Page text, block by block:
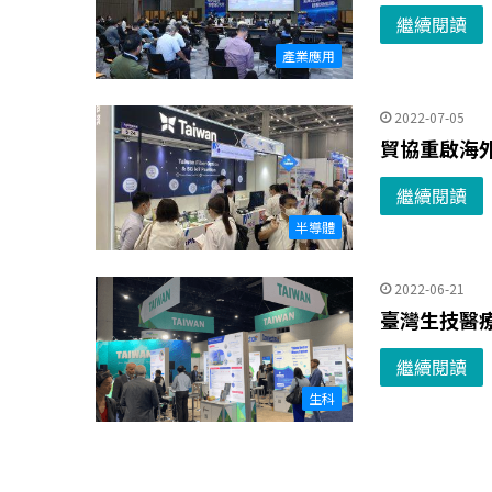
產業應用
繼續閱讀
半導體
2022-07-05
貿協重啟海
繼續閱讀
生科
2022-06-21
臺灣生技醫
繼續閱讀